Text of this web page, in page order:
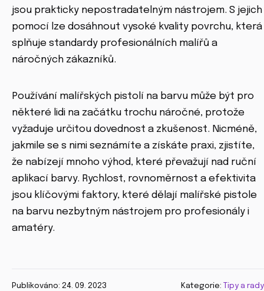
jsou prakticky nepostradatelným nástrojem. S jejich
pomocí lze dosáhnout vysoké kvality povrchu, která
splňuje standardy profesionálních malířů a
náročných zákazníků.
Používání malířských pistolí na barvu může být pro
některé lidi na začátku trochu náročné, protože
vyžaduje určitou dovednost a zkušenost. Nicméně,
jakmile se s nimi seznámíte a získáte praxi, zjistíte,
že nabízejí mnoho výhod, které převažují nad ruční
aplikací barvy. Rychlost, rovnoměrnost a efektivita
jsou klíčovými faktory, které dělají malířské pistole
na barvu nezbytným nástrojem pro profesionály i
amatéry.
Publikováno: 24. 09. 2023 Kategorie: Tipy a rady